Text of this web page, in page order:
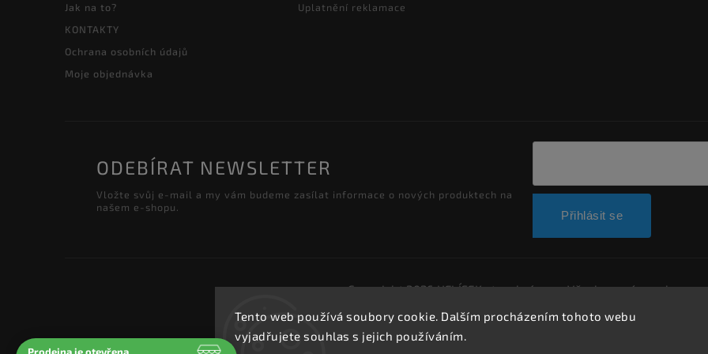
Tento web používá soubory cookie. Dalším procházením tohoto webu
vyjadřujete souhlas s jejich používáním.
Jak na to?
KONTAKTY
Ochrana osobních údajů
Moje objednávka
Uplatnění reklamace
ODEBÍRAT NEWSLETTER
Vložte svůj e-mail a my vám budeme zasílat informace o nových produktech na
našem e-shopu.
Přihlásit se
Copyright 2026HELÍSEK stavební s.r.o.. Všechna práva